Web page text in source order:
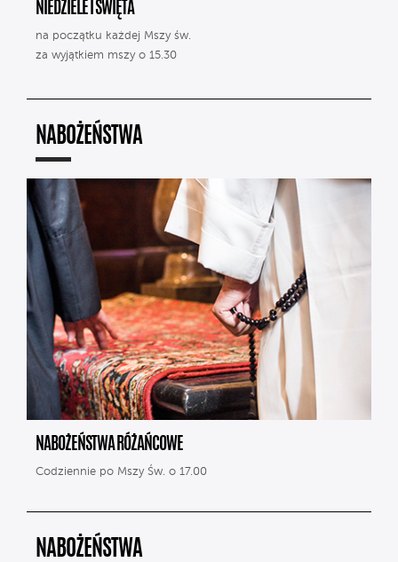
NIEDZIELE I ŚWIĘTA
na początku każdej Mszy św.
za wyjątkiem mszy o 15.30
NABOŻEŃSTWA
NABOŻEŃSTWA RÓŻAŃCOWE
Codziennie po Mszy Św. o 17.00
NABOŻEŃSTWA